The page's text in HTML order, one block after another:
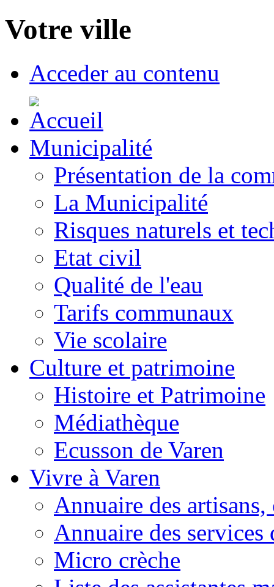
Votre ville
Acceder au contenu
Municipalité
Présentation de la
La Municipalité
Risques naturels et
Etat civil
Qualité de l'eau
Tarifs communaux
Vie scolaire
Culture et patrimoine
Histoire et Patrimoine
Médiathèque
Ecusson de Varen
Vivre à Varen
Annuaire des
Annuaire des services
Micro crèche